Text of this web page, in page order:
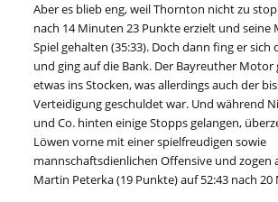
Aber es blieb eng, weil Thornton nicht zu
nach 14 Minuten 23 Punkte erzielt und seine
Spiel gehalten (35:33). Doch dann fing er sich
und ging auf die Bank. Der Bayreuther
etwas ins Stocken, was allerdings auch der
Verteidigung geschuldet war. Und während
und Co. hinten einige Stopps gelangen,
Löwen vorne mit einer spielfreudigen sowie
mannschaftsdienlichen Offensive und zogen
Martin Peterka (19 Punkte) auf 52:43 nach